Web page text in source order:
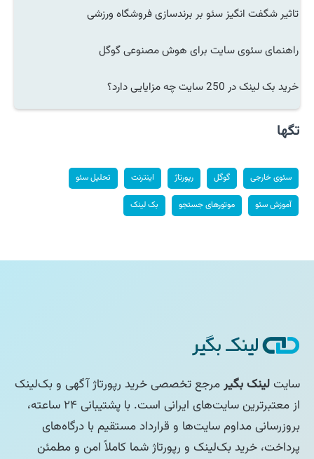
تاثیر شگفت انگیز سئو بر برندسازی فروشگاه ورزشی
راهنمای سئوی سایت برای هوش مصنوعی گوگل
خرید بک لینک در 250 سایت چه مزایایی دارد؟
تگها
سئوی خارجی گوگل رپورتاژ اینترنت تحلیل سئو
آموزش سئو موتورهای جستجو بک لینک
سایتلینک بگیرمرجع تخصصی خرید رپورتاژ آگهی و بک‌لینک
از معتبرترین سایت‌های ایرانی است. با پشتیبانی ۲۴ ساعته،
بروزرسانی مداوم سایت‌ها و قرارداد مستقیم با درگاه‌های
پرداخت، خرید بک‌لینک و رپورتاژ شما کاملاً امن و مطمئن